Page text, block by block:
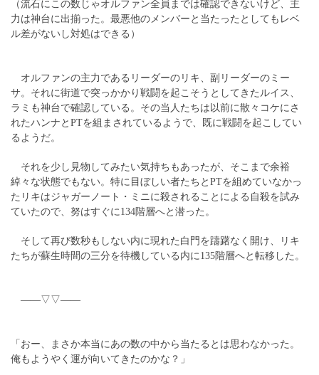
（流石にこの数じゃオルファン全員までは確認できないけど、主
力は神台に出揃った。最悪他のメンバーと当たったとしてもレベ
ル差がないし対処はできる）
オルファンの主力であるリーダーのリキ、副リーダーのミー
サ。それに街道で突っかかり戦闘を起こそうとしてきたルイス、
ラミも神台で確認している。その当人たちは以前に散々コケにさ
れたハンナとPTを組まされているようで、既に戦闘を起こしてい
るようだ。
それを少し見物してみたい気持ちもあったが、そこまで余裕
綽々な状態でもない。特に目ぼしい者たちとPTを組めていなかっ
たリキはジャガーノート・ミニに殺されることによる自殺を試み
ていたので、努はすぐに134階層へと潜った。
そして再び数秒もしない内に現れた白門を躊躇なく開け、リキ
たちが蘇生時間の三分を待機している内に135階層へと転移した。
――▽▽――
「おー、まさか本当にあの数の中から当たるとは思わなかった。
俺もようやく運が向いてきたのかな？」